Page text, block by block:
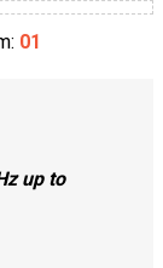
01
up to